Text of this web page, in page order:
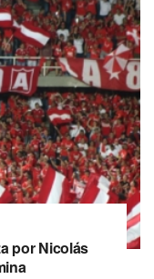
por Nicolás